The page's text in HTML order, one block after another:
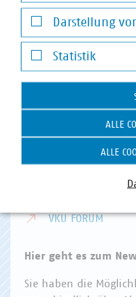
10115 Berlin
Telefon:+49 30
E-Mail:
VKU AKADEMIE
VKU VERLAG
VKU FORUM
Hier geht es zum
Sie haben die
Notwendige
Darstellung
Darstellung von
Statistik
Statistik
ALLE
ALLE